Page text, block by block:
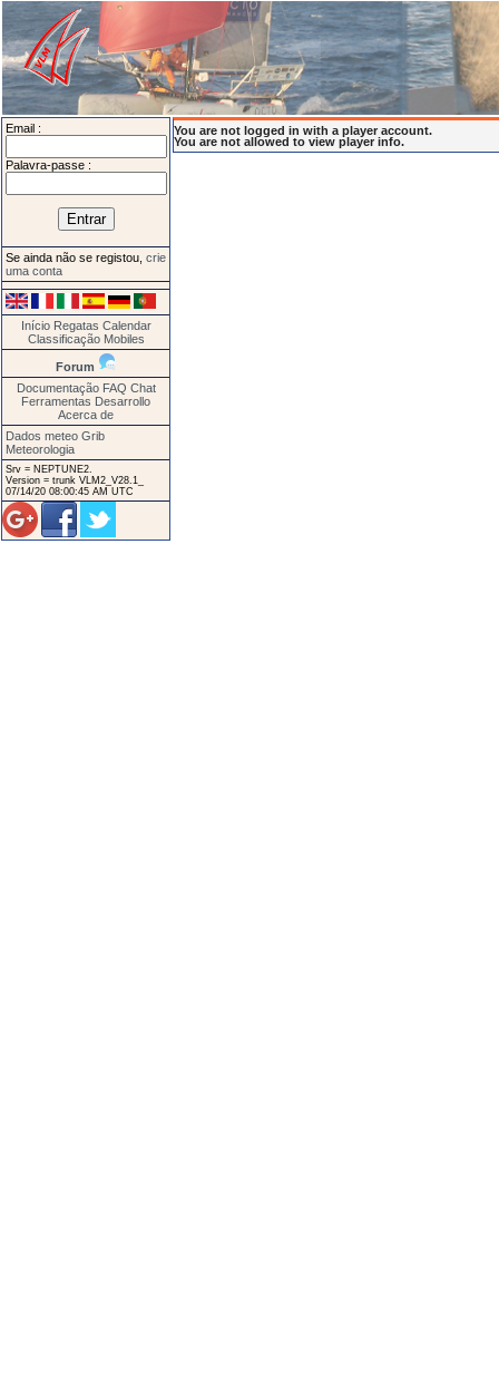
Email :
Palavra-passe :
Se ainda não se registou, crie
uma conta
Início Regatas Calendar
Classificação Mobiles
Forum
Documentação FAQ Chat
Ferramentas Desarrollo
Acerca de
Dados meteo Grib
Meteorologia
Srv = NEPTUNE2.
Version = trunk VLM2_V28.1_
07/14/20 08:00:45 AM UTC
You are not logged in with a player account.
You are not allowed to view player info.